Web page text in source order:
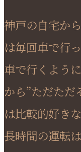
神戸の自宅か
は毎回車で行
車で行くよう
から”ただた
は比較的好き
長時間の運転